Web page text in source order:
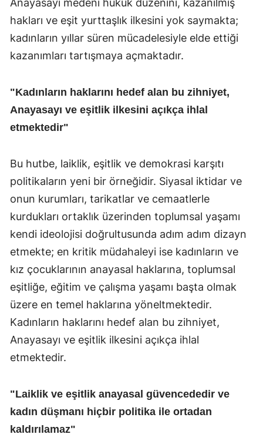
Anayasayı medeni hukuk düzenini, kazanılmış
hakları ve eşit yurttaşlık ilkesini yok saymakta;
kadınların yıllar süren mücadelesiyle elde ettiği
kazanımları tartışmaya açmaktadır.
"Kadınların haklarını hedef alan bu zihniyet,
Anayasayı ve eşitlik ilkesini açıkça ihlal
etmektedir"
Bu hutbe, laiklik, eşitlik ve demokrasi karşıtı
politikaların yeni bir örneğidir. Siyasal iktidar ve
onun kurumları, tarikatlar ve cemaatlerle
kurdukları ortaklık üzerinden toplumsal yaşamı
kendi ideolojisi doğrultusunda adım adım dizayn
etmekte; en kritik müdahaleyi ise kadınların ve
kız çocuklarının anayasal haklarına, toplumsal
eşitliğe, eğitim ve çalışma yaşamı başta olmak
üzere en temel haklarına yöneltmektedir.
Kadınların haklarını hedef alan bu zihniyet,
Anayasayı ve eşitlik ilkesini açıkça ihlal
etmektedir.
"Laiklik ve eşitlik anayasal güvencededir ve
kadın düşmanı hiçbir politika ile ortadan
kaldırılamaz"